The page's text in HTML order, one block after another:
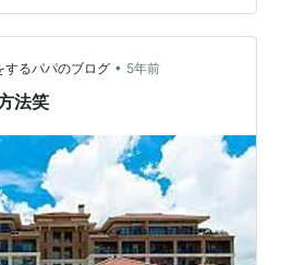
そのくらい素晴らしいホテルで
obatra.hatenablog.com 【お部
するパパのブログ • 5年前
法笑